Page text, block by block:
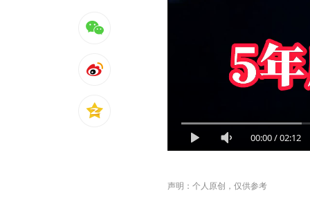
00:00/02:12
声明：个人原创，仅供参考